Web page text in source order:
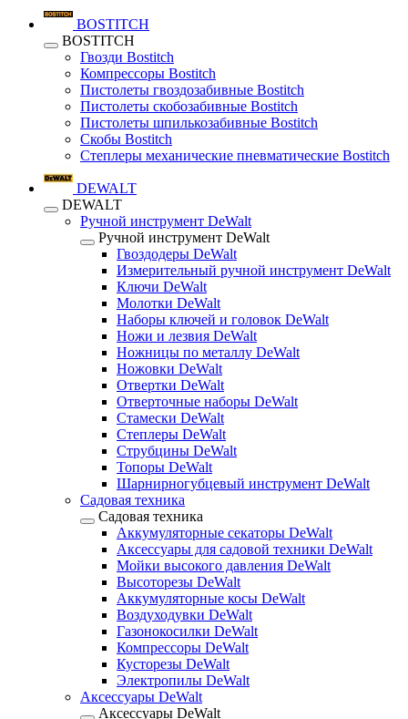
BOSTITCH
BOSTITCH
Гвозди Bostitch
Компрессоры Bostitch
Пистолеты гвоздозабивные Bostitch
Пистолеты скобозабивные Bostitch
Пистолеты шпилькозабивные Bostitch
Скобы Bostitch
Степлеры механические пневматические Bostitch
DEWALT
DEWALT
Ручной инструмент DeWalt
Ручной инструмент DeWalt
Гвоздодеры DeWalt
Измерительный ручной инструмент DeWalt
Ключи DeWalt
Молотки DeWalt
Наборы ключей и головок DeWalt
Ножи и лезвия DeWalt
Ножницы по металлу DeWalt
Ножовки DeWalt
Отвертки DeWalt
Отверточные наборы DeWalt
Стамески DeWalt
Степлеры DeWalt
Струбцины DeWalt
Топоры DeWalt
Шарнирногубцевый инструмент DeWalt
Садовая техника
Садовая техника
Аккумуляторные секаторы DeWalt
Аксессуары для садовой техники DeWalt
Мойки высокого давления DeWalt
Высоторезы DeWalt
Аккумуляторные косы DeWalt
Воздуходувки DeWalt
Газонокосилки DeWalt
Компрессоры DeWalt
Кусторезы DeWalt
Электропилы DeWalt
Аксессуары DeWalt
Аксессуары DeWalt